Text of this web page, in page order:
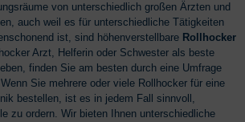
von unterschiedlich großen Ärzten und
auch weil es für unterschiedliche Tätigkeiten
ist, sind höhenverstellbare Rollhocker
Arzt, Helferin oder Schwester als beste
finden Sie am besten durch eine Umfrage
Sie mehrere oder viele Rollhocker für eine
bestellen, ist es in jedem Fall sinnvoll,
zu ordern. Wir bieten Ihnen unterschiedliche